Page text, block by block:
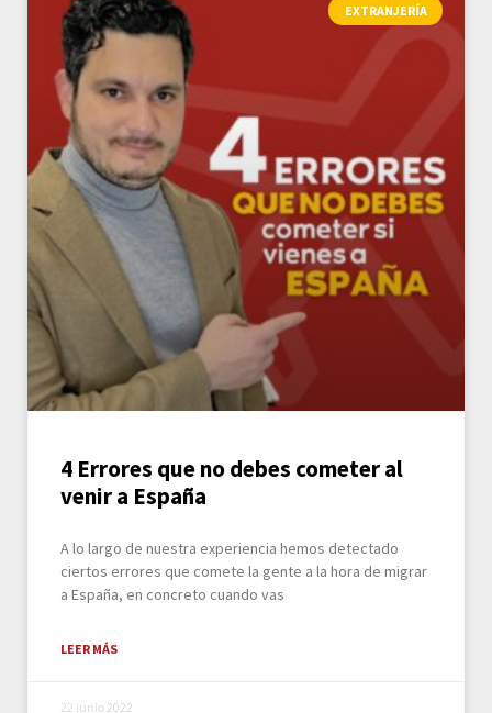
EXTRANJERÍA
4 Errores que no debes cometer al
venir a España
A lo largo de nuestra experiencia hemos detectado
ciertos errores que comete la gente a la hora de migrar
a España, en concreto cuando vas
LEER MÁS
22 junio 2022